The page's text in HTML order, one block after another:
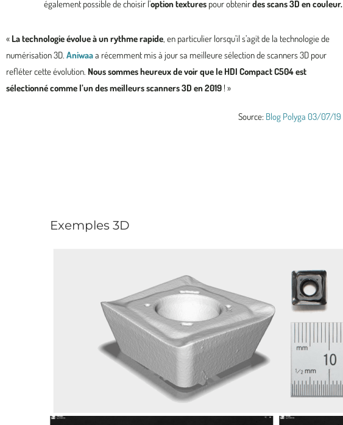
également possible de choisir l’option textures pour obtenirdes scans 3D en couleur.
« La technologie évolue à un rythme rapide, en particulier lorsqu’il s’agit de la technologie de
numérisation 3D. Aniwaaa récemment mis à jour sa meilleure sélection de scanners 3D pour
refléter cette évolution. Nous sommes heureux de voir que le HDI Compact C504 est
sélectionné comme l’un des meilleurs scanners 3D en 2019 ! »
Source: Blog Polyga 03/07/19
Exemples 3D